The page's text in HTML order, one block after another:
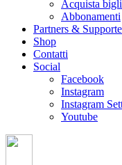
Acquista
Abbonamenti
Partners &
Shop
Contatti
Social
Facebook
Instagram
Instagram
Youtube